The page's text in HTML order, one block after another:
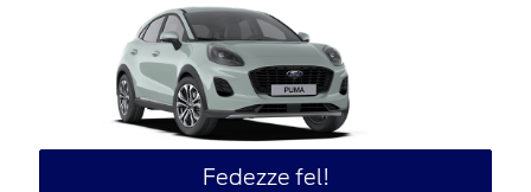
Fedezze fel!